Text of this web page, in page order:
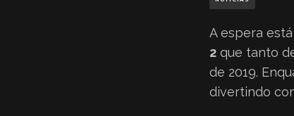
A espera
2 que tanto
de 2019.
divertindo